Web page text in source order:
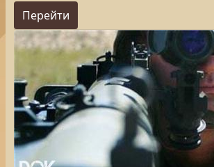
Перейти